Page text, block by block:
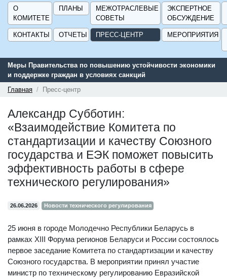
О
КОМИТЕТЕ
ПЛАНЫ
МЕЖОТРАСЛЕВЫЕ
СОВЕТЫ
ЭКСПЕРТНОЕ
ОБСУЖДЕНИЕ
КОНТАКТЫ ОТЧЕТЫ ПРЕСС-ЦЕНТР МЕРОПРИЯТИЯ
Меры Правительства по повышению устойчивости экономики
и поддержке граждан в условиях санкций
Главная
Пресс-центр
Александр Субботин:
«Взаимодействие Комитета по
стандартизации и качеству Союзного
государства и ЕЭК поможет повысить
эффективность работы в сфере
технического регулирования»
26.06.2026 Новости технического регулирования
25 июня в городе Молодечно Республики Беларусь в
рамках XIII Форума регионов Беларуси и России состоялось
первое заседание Комитета по стандартизации и качеству
Союзного государства. В мероприятии принял участие
министр по техническому регулированию Евразийской